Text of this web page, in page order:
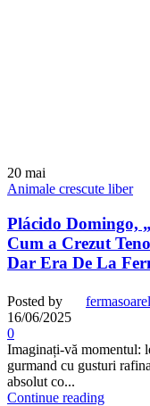
20 mai
Animale crescute liber
Plácido Domingo,
Cum a Crezut
Dar Era De La
Posted by
16/06/2025
0
Imaginați-vă momentul:
gurmand cu gusturi
absolut co...
Continue reading